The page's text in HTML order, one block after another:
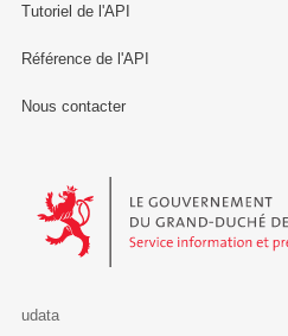
Tutoriel de l'API
Référence de l'API
Nous contacter
Le Gouvernement du Grand-
udata